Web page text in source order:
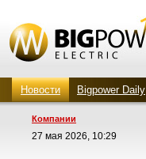
Новости Bigpower Daily
Компании
27 мая 2026, 10:29